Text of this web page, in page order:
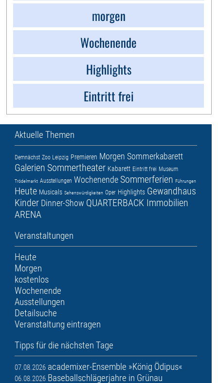
morgen
Wochenende
Highlights
Eintritt frei
Aktuelle Themen
Demnächst Zoo Leipzig Premieren Morgen Sommerkabarett
Galerien Sommertheater Kabarett Eintritt frei Museum
Trödelmarkt Ausstellungen Wochenende Sommerferien Führungen
Heute Musicals Sehenswürdigkeiten Oper Highlights Gewandhaus
Kinder Dinner-Show QUARTERBACK Immobilien
ARENA
Veranstaltungen
Heute
Morgen
kostenlos
Wochenende
Ausstellungen
Detailsuche
Veranstaltung eintragen
Tipps für die nächsten Tage
07.08.2026 academixer-Ensemble »König Ödipus«
06.08.2026 Baseballschlägerjahre in Grünau